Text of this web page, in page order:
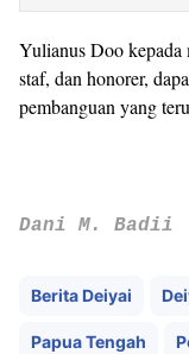
Yulianus Doo kepada
staf, dan honorer,
pembanguan yang
Dani M. Badii
Berita Deiyai
Papua Tengah